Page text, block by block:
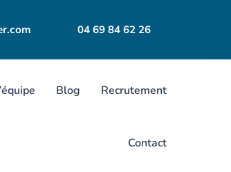
04 69 84 62 26
Blog Recrutement
Contact